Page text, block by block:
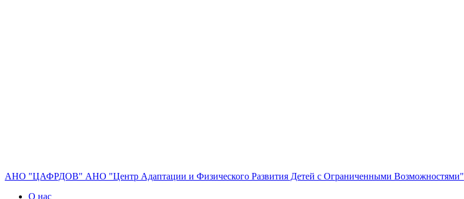
АНО "ЦАФРДОВ" АНО "Центр Адаптации и Физического Развития Детей с Ограниченными Возможностями"
О нас